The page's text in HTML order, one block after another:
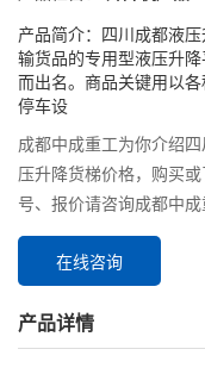
产品简介：四川成都液
输货品的专用型液压升
而出名。商品关键用以
停车设
成都中成重工为你介绍
压升降货梯价格，购买
号、报价请咨询成都中成
在线咨询
产品详情